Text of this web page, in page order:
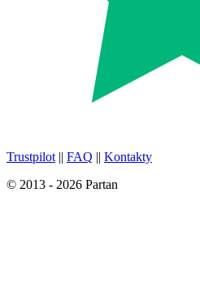
Trustpilot || FAQ || Kontakty
© 2013 - 2026 Partan